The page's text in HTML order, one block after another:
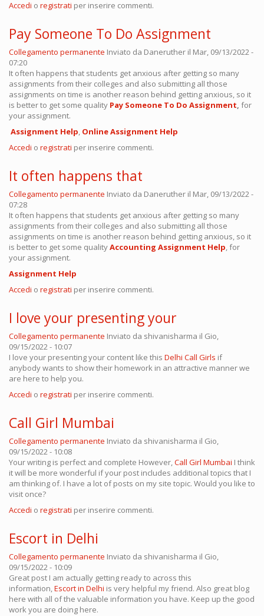
Accedi o registrati per inserire commenti.
Pay Someone To Do Assignment
Collegamento permanente Inviato da Daneruther il Mar, 09/13/2022 -
07:20
It often happens that students get anxious after getting so many
assignments from their colleges and also submitting all those
assignments on time is another reason behind getting anxious, so it
is better to get some quality Pay Someone To Do Assignment, for
your assignment.
Assignment Help, OnlineAssignment Help
Accedi o registrati per inserire commenti.
It often happens that
Collegamento permanente Inviato da Daneruther il Mar, 09/13/2022 -
07:28
It often happens that students get anxious after getting so many
assignments from their colleges and also submitting all those
assignments on time is another reason behind getting anxious, so it
is better to get some qualityAccounting Assignment Help, for
your assignment.
Assignment Help
Accedi o registrati per inserire commenti.
I love your presenting your
Collegamento permanente Inviato da shivanisharma il Gio,
09/15/2022 - 10:07
I love your presenting your content like this Delhi Call Girls if
anybody wants to show their homework in an attractive manner we
are here to help you.
Accedi o registrati per inserire commenti.
Call Girl Mumbai
Collegamento permanente Inviato da shivanisharma il Gio,
09/15/2022 - 10:08
Your writing is perfect and complete However,Call Girl Mumbai I think
it will be more wonderful if your post includes additional topics that I
am thinking of. I have a lot of posts on my site topic. Would you like to
visit once?
Accedi o registrati per inserire commenti.
Escort in Delhi
Collegamento permanente Inviato da shivanisharma il Gio,
09/15/2022 - 10:09
Great post I am actually getting ready to across this
information,Escort in Delhi is very helpful my friend. Also great blog
here with all of the valuable information you have. Keep up the good
work you are doing here.